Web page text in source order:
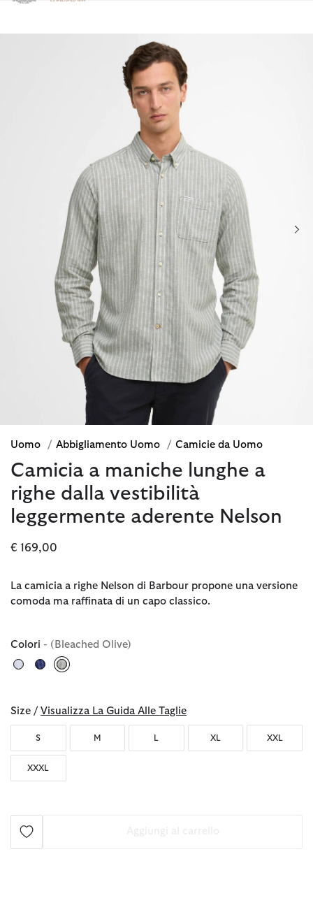
Clicca per visualizzare la nostra Dichiarazione di Accessibilità
Uomo / Abbigliamento Uomo / Camicie da Uomo
Camicia a maniche lunghe a
righe dalla vestibilità
leggermente aderente Nelson
€ 169,00
La camicia a righe Nelson di Barbour propone una versione
comoda ma raffinata di un capo classico.
Colori - (Bleached Olive)
Size / Visualizza La Guida Alle Taglie
S M L XL XXL
XXXL